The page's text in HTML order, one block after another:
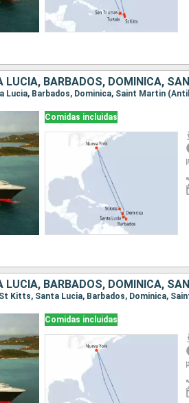
Comidas incluidas
Comidas incluidas